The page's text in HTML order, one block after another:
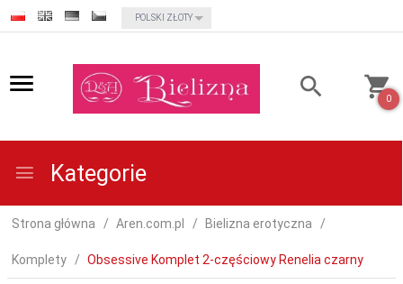
currency_h
POLSKI ZŁOTY
0
Kategorie
Strona główna Aren.com.pl Bielizna erotyczna
Komplety Obsessive Komplet 2-częściowy Renelia czarny